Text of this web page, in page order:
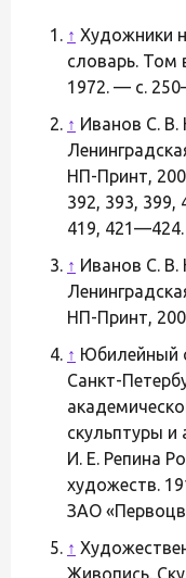
↑ Художники
словарь. Том
1972. — с.
↑ Иванов С. В.
НП-Принт,
392, 393,
419, 421—424.
↑ Иванов С. В.
НП-Принт,
↑ Юбилейный
Санкт-
скульптуры и
И. Е. Репина
художеств.
ЗАО
↑
Живопись.